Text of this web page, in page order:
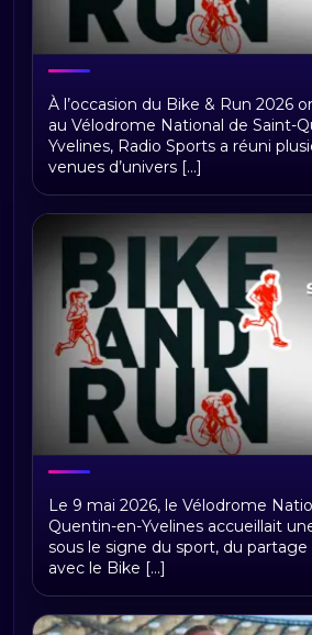
Sport féminin, réseaux
violences psychologiques
se libère au Bike & Run
Vélodrome National de
en-Yvelines
À l’occasion du Bike & Run 2026
au Vélodrome National de Saint-
Yvelines, Radio Sports a réuni
venues d’univers [...]
Santé mentale,
résilience : la grande
Bike & Run 2026 au
National de Saint-
Le 9 mai 2026, le Vélodrome
Quentin-en-Yvelines accueillait
sous le signe du sport, du partage
avec le Bike [...]